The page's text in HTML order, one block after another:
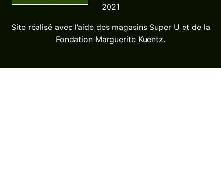
2021
Site réalisé avec l’aide des magasins Super U et de la
Fondation Marguerite Kuentz.